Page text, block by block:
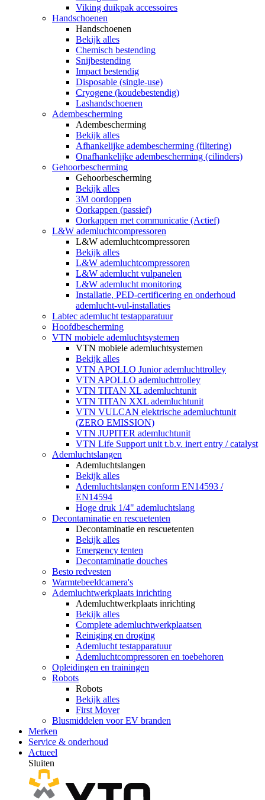
Viking duikpak accessoires
Handschoenen
Handschoenen
Bekijk alles
Chemisch bestending
Snijbestending
Impact bestendig
Disposable (single-use)
Cryogene (koudebestendig)
Lashandschoenen
Adembescherming
Adembescherming
Bekijk alles
Afhankelijke adembescherming (filtering)
Onafhankelijke adembescherming (cilinders)
Gehoorbescherming
Gehoorbescherming
Bekijk alles
3M oordoppen
Oorkappen (passief)
Oorkappen met communicatie (Actief)
L&W ademluchtcompressoren
L&W ademluchtcompressoren
Bekijk alles
L&W ademluchtcompressoren
L&W ademlucht vulpanelen
L&W ademlucht monitoring
Installatie, PED-certificering en onderhoud
ademlucht-vul-installaties
Labtec ademlucht testapparatuur
Hoofdbescherming
VTN mobiele ademluchtsystemen
VTN mobiele ademluchtsystemen
Bekijk alles
VTN APOLLO Junior ademluchttrolley
VTN APOLLO ademluchttrolley
VTN TITAN XL ademluchtunit
VTN TITAN XXL ademluchtunit
VTN VULCAN elektrische ademluchtunit
(ZERO EMISSION)
VTN JUPITER ademluchtunit
VTN Life Support unit t.b.v. inert entry / catalyst
Ademluchtslangen
Ademluchtslangen
Bekijk alles
Ademluchtslangen conform EN14593 /
EN14594
Hoge druk 1/4" ademluchtslang
Decontaminatie en rescuetenten
Decontaminatie en rescuetenten
Bekijk alles
Emergency tenten
Decontaminatie douches
Besto redvesten
Warmtebeeldcamera's
Ademluchtwerkplaats inrichting
Ademluchtwerkplaats inrichting
Bekijk alles
Complete ademluchtwerkplaatsen
Reiniging en droging
Ademlucht testapparatuur
Ademluchtcompressoren en toebehoren
Opleidingen en trainingen
Robots
Robots
Bekijk alles
First Mover
Blusmiddelen voor EV branden
Merken
Service & onderhoud
Actueel
Sluiten